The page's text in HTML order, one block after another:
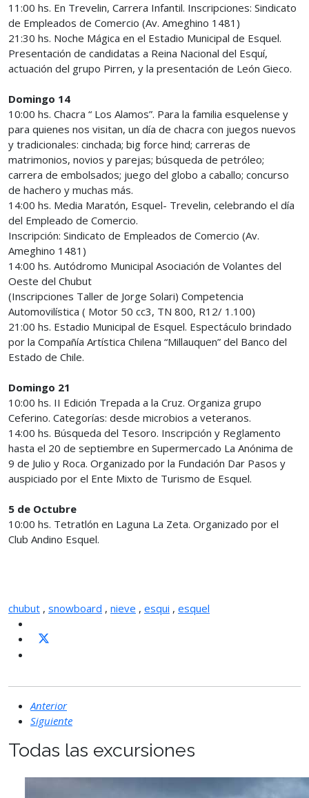
11:00 hs. En Trevelin, Carrera Infantil. Inscripciones: Sindicato
de Empleados de Comercio (Av. Ameghino 1481)
21:30 hs. Noche Mágica en el Estadio Municipal de Esquel.
Presentación de candidatas a Reina Nacional del Esquí,
actuación del grupo Pirren, y la presentación de León Gieco.
Domingo 14
10:00 hs. Chacra “ Los Alamos”. Para la familia esquelense y
para quienes nos visitan, un día de chacra con juegos nuevos
y tradicionales: cinchada; big force hind; carreras de
matrimonios, novios y parejas; búsqueda de petróleo;
carrera de embolsados; juego del globo a caballo; concurso
de hachero y muchas más.
14:00 hs. Media Maratón, Esquel- Trevelin, celebrando el día
del Empleado de Comercio.
Inscripción: Sindicato de Empleados de Comercio (Av.
Ameghino 1481)
14:00 hs. Autódromo Municipal Asociación de Volantes del
Oeste del Chubut
(Inscripciones Taller de Jorge Solari) Competencia
Automovilística ( Motor 50 cc3, TN 800, R12/ 1.100)
21:00 hs. Estadio Municipal de Esquel. Espectáculo brindado
por la Compañía Artística Chilena “Millauquen” del Banco del
Estado de Chile.
Domingo 21
10:00 hs. II Edición Trepada a la Cruz. Organiza grupo
Ceferino. Categorías: desde microbios a veteranos.
14:00 hs. Búsqueda del Tesoro. Inscripción y Reglamento
hasta el 20 de septiembre en Supermercado La Anónima de
9 de Julio y Roca. Organizado por la Fundación Dar Pasos y
auspiciado por el Ente Mixto de Turismo de Esquel.
5 de Octubre
10:00 hs. Tetratlón en Laguna La Zeta. Organizado por el
Club Andino Esquel.
chubut , snowboard , nieve , esqui , esquel
Anterior
Siguiente
Todas las excursiones